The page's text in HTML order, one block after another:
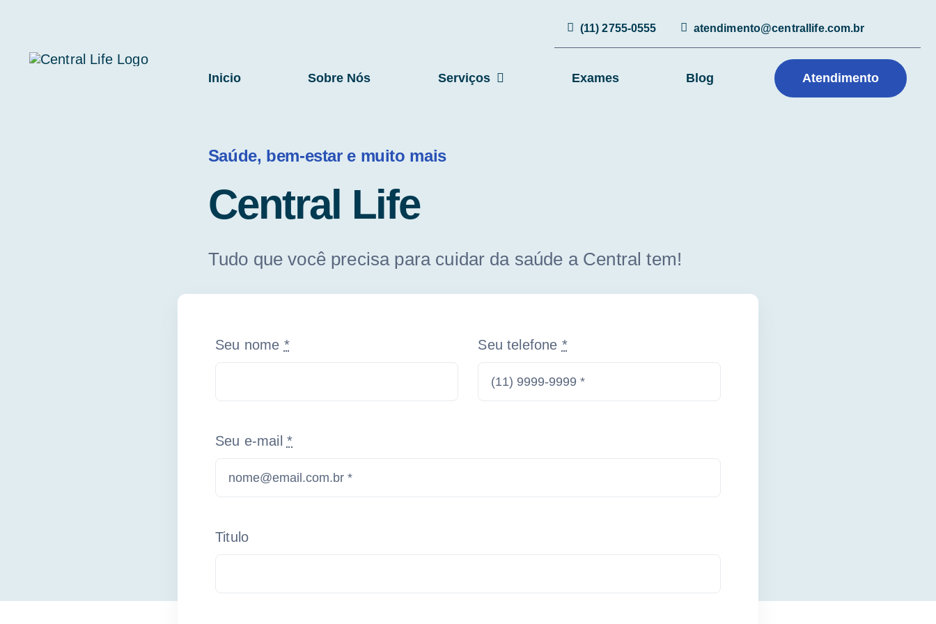
content
(11) 2755-0555 atendimento@centrallife.com.br
Inicio Sobre Nós Serviços Exames Blog Atendimento
Saúde, bem-estar e muito mais
Central Life
Tudo que você precisa para cuidar da saúde a Central tem!
Seu nome * Seu telefone *
Seu e-mail *
Titulo